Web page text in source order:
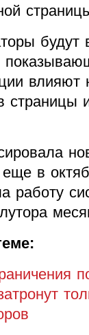
будут
влияют
страницы
в
работу